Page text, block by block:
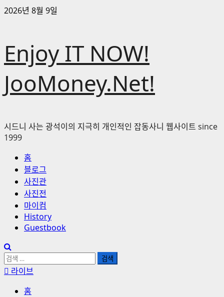
콘
로
바
기
2026년 8월 9일
Enjoy IT NOW!
JooMoney.Net!
시드니 사는 광석이의 지극히 개인적인 잡동사니 웹사이트 since
1999
홈
블로그
사진관
사진전
마이컴
History
Guestbook
검
색:라이브
홈